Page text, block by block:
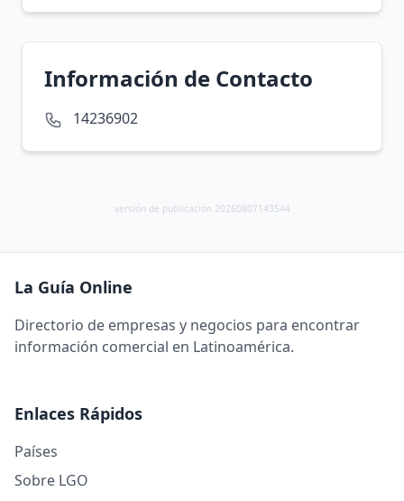
Información de Contacto
14236902
versión de publicación 20260807143544
La Guía Online
Directorio de empresas y negocios para encontrar
información comercial en Latinoamérica.
Enlaces Rápidos
Países
Sobre LGO